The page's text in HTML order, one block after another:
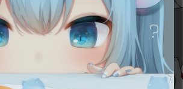
1.80九離
一键服
搭建教程
XO三端引擎传奇手游【1.80潇湘
合击靓装版】9月最新整理Win一
键服务端+PC安卓苹果+详细搭建
教程+视频教程
三端传奇